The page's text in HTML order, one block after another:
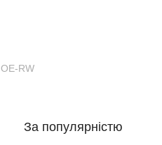
OE-RW
За популярністю